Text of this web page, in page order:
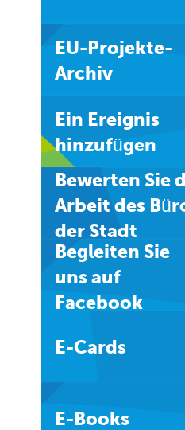
EU-Projekte-
Archiv
Ein Ereignis
hinzufügen
Bewerten Sie die
Arbeit des
der Stadt
Begleiten Sie
uns auf
Facebook
E-Cards
E-Books